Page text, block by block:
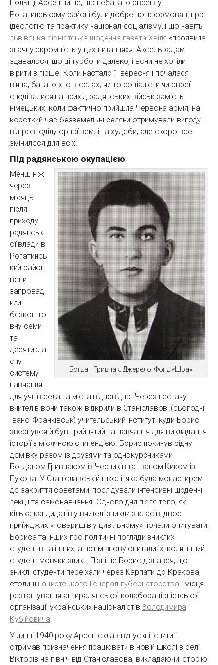
Польщі, Арсен пише, що небагато євреїв у
Рогатинському районі були добре поінформовані про
ідеологію та практику націонал-соціалізму, і що навіть
львівська сіоністська щоденна газета Хвіля «проявила
значну скромність у цих питаннях». Аксельрадам
здавалося, що ці турботи далеко, і вони не хотіли
вірити в гірше. Коли настало 1 вересня і почалася
війна, багато хто в селах, чи то соціалісти чи євреї
сподівалися на прихід радянських військ замість
німецьких; коли фактично прийшла Червона армія, на
короткий час безземельні селяни отримували вигоду
від розподілу орної землі та худоби, але скоро все
змінилося для всіх.
Під радянською окупацією
Богдан Гривнак. Джерело: Фонд «Шоа».
Менш ніж
через
місяць
після
приходу
радянськ
ої влади в
Рогатинсь
кий район
вони
запровад
или
безкошто
вну семи
та
десятикла
сну
систему
навчання
для учнів села та міста відповідно. Через нестачу
вчителів вони також відкрили в Станіславові (сьогодні
Івано-Франківськ) учительський інститут, куди Борис
звернувся й був прийнятий на навчання для викладання
історії з місячною стипендією. Борис покинув рідну
домівку разом із друзями та однокурсниками
Богданом Гривнаком із Чесників та Іваном Киком із
Пукова. У Станіславській школі, яка була монастирем
до закриття совєтами, послідували інтенсивні щоденні
лекції та самонавчання. Одного дня після того, як
кілька кандидатів у вчителі зникли з класів, двоє
приїжджих «товаришів у цивільному» почали опитувати
Бориса та інших про політичні погляди зниклих
студентів та інших, а потім знову опитали їх, коли інший
студент мовчки зник. ; Пізніше Борис дізнався, що
зниклі студенти переїхали через Карпати до Кракова,
столиці нацистського Генерал-губернаторства і місця
розташування антирадянської колабораціоністської
організації українських націоналістів Володимира
Кубійовича.
У липні 1940 року Арсен склав випускні іспити і
отримав призначення працювати в новій школі в селі
Вікторів на північ від Станіславова, викладаючи історію